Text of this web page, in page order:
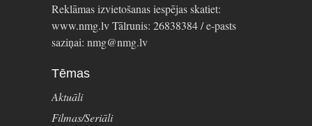
Reklāmas izvietošanas iespējas skatiet:
www.nmg.lv Tālrunis: 26838384 / e-pasts
saziņai: nmg@nmg.lv
Tēmas
Aktuāli
Filmas/Seriāli